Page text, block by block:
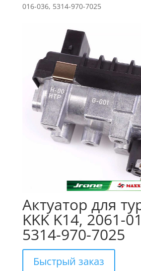
016-036, 5314-970-7025
Актуатор для
KKK K14, 2061-
5314-970-7025
Быстрый заказ